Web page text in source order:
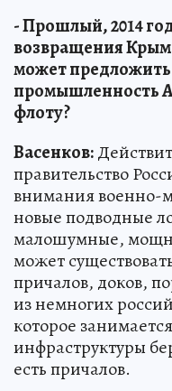
- Прошлый, 2014
возвращения
может
промышленность
флоту?
Васенков:
правительство
внимания военно-
новые подводные
малошумные,
может
причалов, доков,
из немногих
которое
инфраструктуры
есть причалов.